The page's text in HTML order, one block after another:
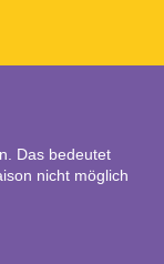
Das bedeutet
nicht möglich